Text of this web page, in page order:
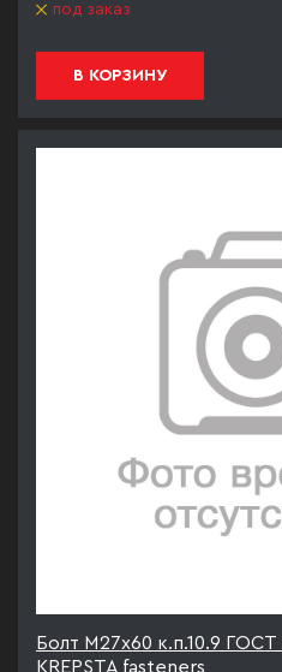
под заказ
В КОРЗИНУ
Болт М27х60 к.п.10.9
KREPSTA fasteners